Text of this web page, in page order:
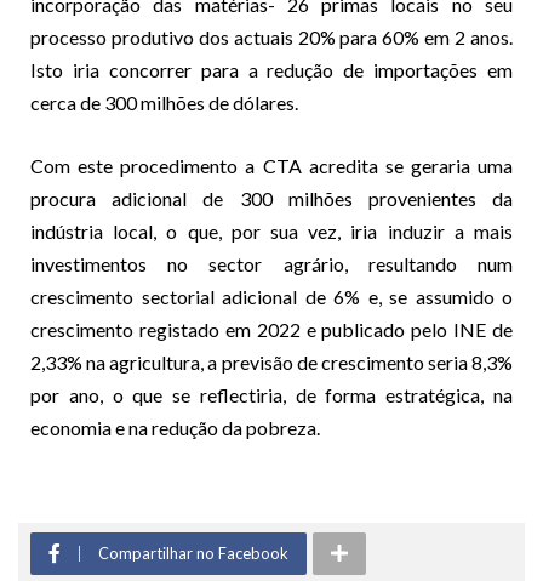
processo produtivo dos actuais 20% para 60% em 2 anos.
Isto iria concorrer para a redução de importações em
cerca de 300 milhões de dólares.
Com este procedimento a CTA acredita se geraria uma
procura adicional de 300 milhões provenientes da
indústria local, o que, por sua vez, iria induzir a mais
investimentos no sector agrário, resultando num
crescimento sectorial adicional de 6% e, se assumido o
crescimento registado em 2022 e publicado pelo INE de
2,33% na agricultura, a previsão de crescimento seria 8,3%
por ano, o que se reflectiria, de forma estratégica, na
economia e na redução da pobreza.
Compartilhar no Facebook